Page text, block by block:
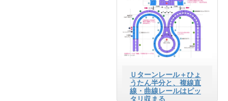
Ｕターンレール＋ひょ
うたん半分と、複線直
線・曲線レールはピッ
タリ収まる